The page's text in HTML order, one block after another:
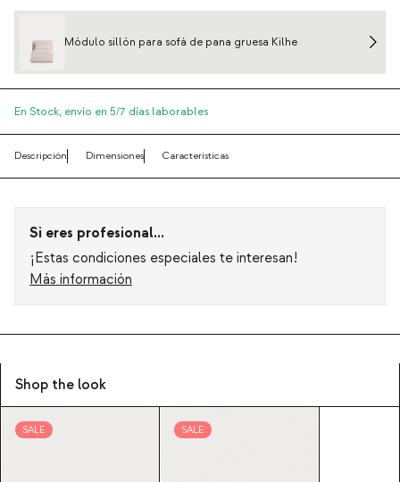
Módulo sillón para sofá de pana gruesa Kilhe
En Stock, envío en 5/7 días laborables
Descripción Dimensiones Características
Si eres profesional...
¡Estas condiciones especiales te interesan!
Más información
Shop the look
SALE SALE